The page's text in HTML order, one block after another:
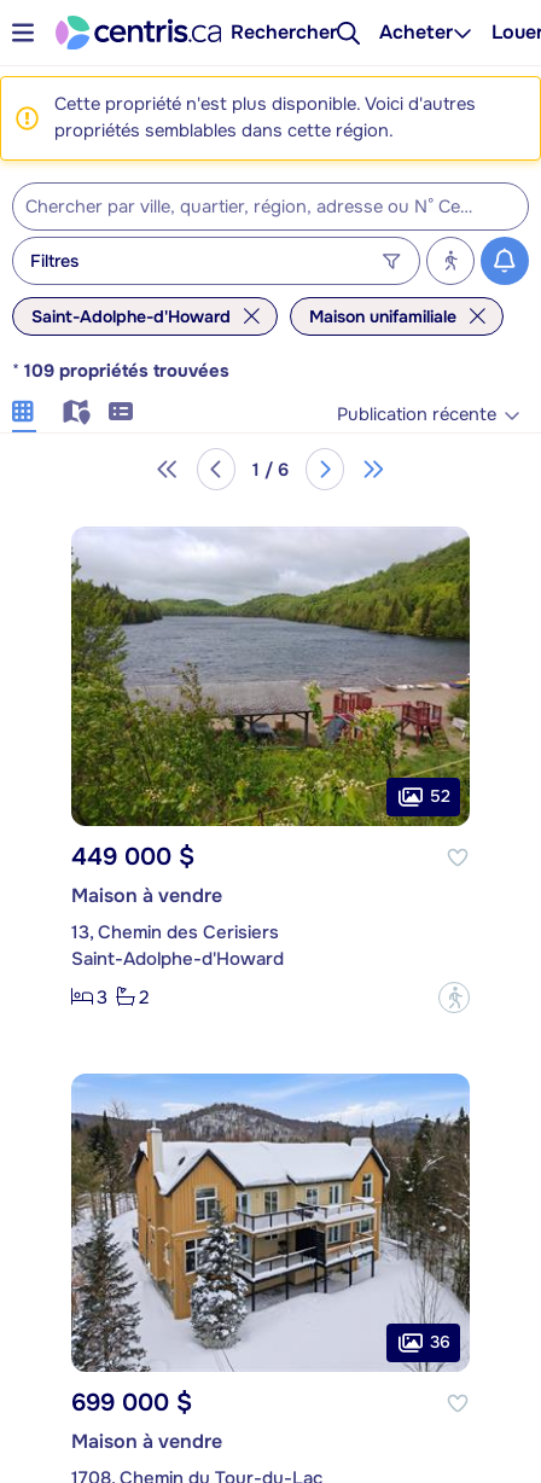
Rechercher Acheter
Cette propriété n'est plus disponible. Voici d'autres
propriétés semblables dans cette région.
Filtres
Saint-Adolphe-d'Howard Maison unifamiliale
* 109 propriétés trouvées
Publication récente
1 / 6
52
449 000 $
Maison à vendre
13, Chemin des Cerisiers
Saint-Adolphe-d'Howard
3
2 ?
36
699 000 $
Maison à vendre